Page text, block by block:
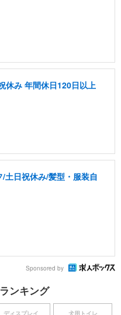
休み 年間休日120日以上
/土日祝休み/髪型・服装自
Sponsored by
ンキング